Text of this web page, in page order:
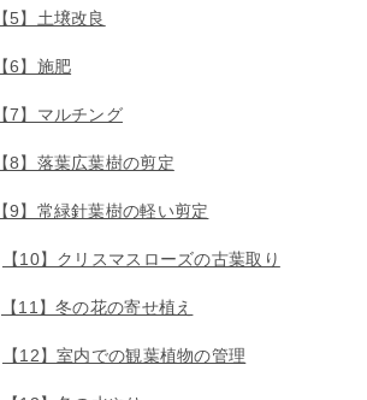
【5】土壌改良
【6】施肥
【7】マルチング
【8】落葉広葉樹の剪定
【9】常緑針葉樹の軽い剪定
【10】クリスマスローズの古葉取り
【11】冬の花の寄せ植え
【12】室内での観葉植物の管理